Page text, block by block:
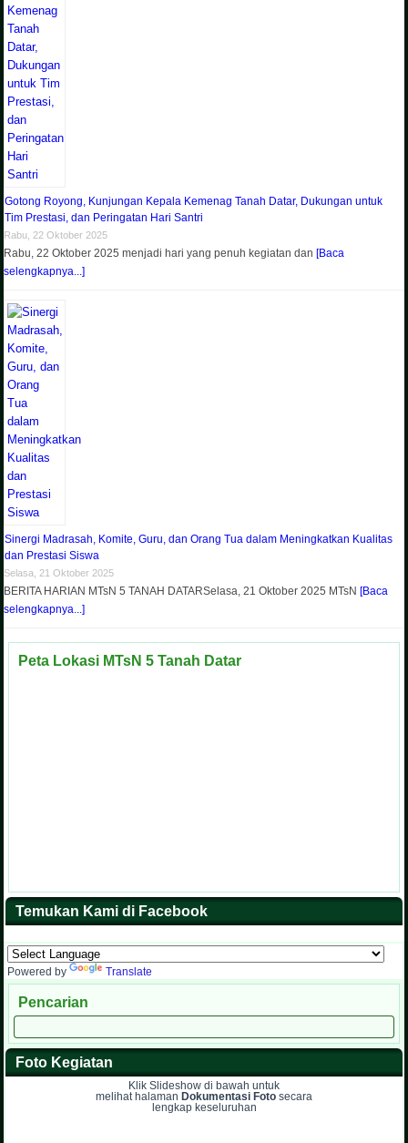
Gotong Royong, Kunjungan Kepala Kemenag Tanah Datar, Dukungan untuk
Tim Prestasi, dan Peringatan Hari Santri
Rabu, 22 Oktober 2025
Rabu, 22 Oktober 2025 menjadi hari yang penuh kegiatan dan[Baca
selengkapnya...]
Sinergi Madrasah, Komite, Guru, dan Orang Tua dalam Meningkatkan Kualitas
dan Prestasi Siswa
Selasa, 21 Oktober 2025
BERITA HARIAN MTsN 5 TANAH DATARSelasa, 21 Oktober 2025 MTsN[Baca
selengkapnya...]
Peta Lokasi MTsN 5 Tanah Datar
Temukan Kami di Facebook
Powered by Translate
Pencarian
Foto Kegiatan
Klik Slideshow di bawah untuk
melihat halaman Dokumentasi Foto secara
lengkap keseluruhan